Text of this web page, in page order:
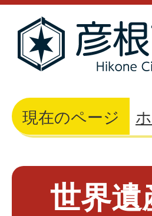
現在のページ
世界遺